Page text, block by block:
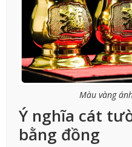
Màu vàng
Ý nghĩa cát
bằng đồng